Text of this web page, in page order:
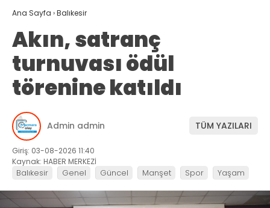
Ana Sayfa ›Balıkesir
Akın, satranç
turnuvası ödül
törenine katıldı
Admin admin TÜM YAZILARI
Giriş: 03-08-2026 11:40
Kaynak: HABER MERKEZİ
Balıkesir Genel Güncel Manşet Spor Yaşam